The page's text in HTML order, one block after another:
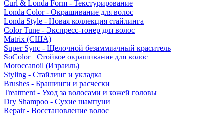
Curl & Londa Form - Текстурирование
Londa Color - Окрашивание для волос
Londa Style - Новая коллекция стайлинга
Color Tune - Экспресс-тонер для волос
Matrix (США)
Super Sync - Щелочной безаммиачный краситель
SoColor - Стойкое окрашивание для волос
Moroccanoil (Израиль)
Styling - Стайлинг и укладка
Brushes - Брашинги и расчески
Treatment - Уход за волосами и кожей головы
Dry Shampoo - Сухие шампуни
Repair - Восстановление волос